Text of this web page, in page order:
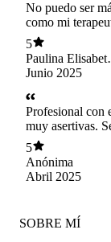
No puedo ser
como mi
5
Paulina Elisabet
Corrales Gall
Junio 2025
Profesional con
muy asertivas.
recomendable!
5
Anónima
Abril 2025
SOBRE MÍ